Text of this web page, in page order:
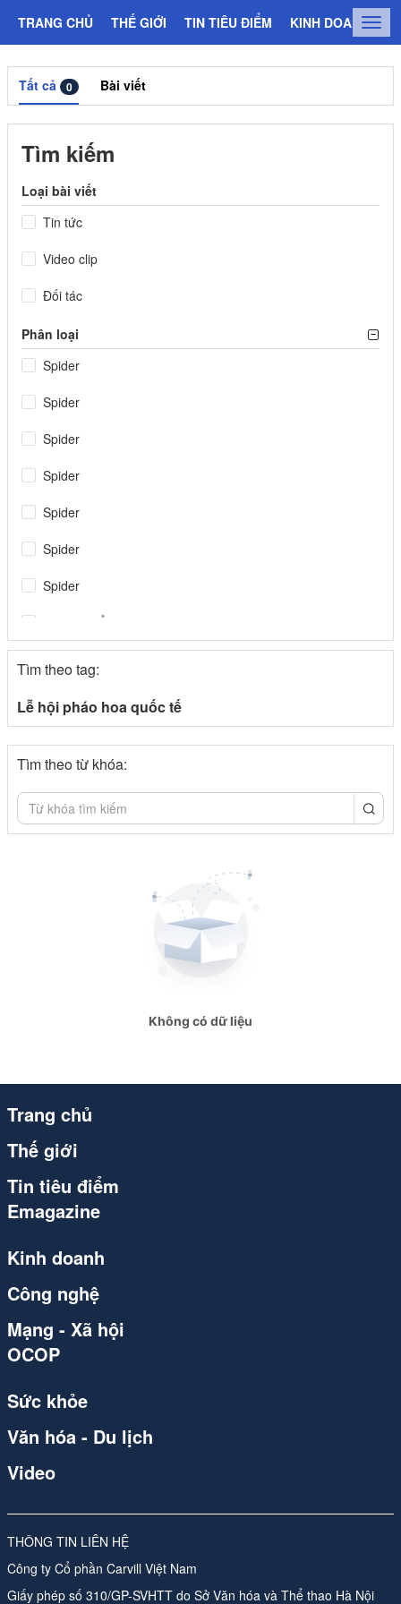
TRANG CHỦ THẾ GIỚI TIN TIÊU ĐIỂM KINH DOANH
Tất cả 0 Bài viết
Tìm kiếm
Loại bài viết
Tin tức
Video clip
Đối tác
Phân loại
Spider
Spider
Spider
Spider
Spider
Spider
Spider
Tin tiêu điểm
Spider
congthuong.vn
congthuong.vn
congthuong.vn
congthuong.vn
congthuong.vn
congthuong.vn
congthuong.vn
Spider
congthuong.vn
Spider
Spider
Spider
Tìm theo tag:
Lễ hội pháo hoa quốc tế
Tìm theo từ khóa:
Không có dữ liệu
THÔNG TIN LIÊN HỆ
Công ty Cổ phần Carvill Việt Nam
Giấy phép số 310/GP-SVHTT do Sở Văn hóa và Thể thao Hà Nội
Trang chủ
Thế giới
Tin tiêu điểm
Emagazine
Kinh doanh
Công nghệ
Mạng - Xã hội
OCOP
Sức khỏe
Văn hóa - Du lịch
Video